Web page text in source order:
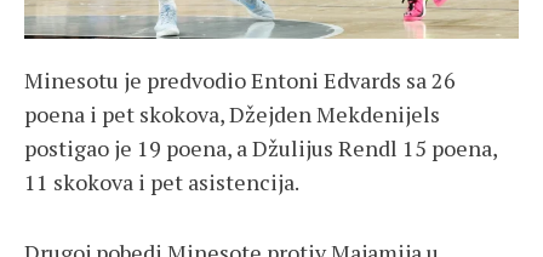
Minesotu je predvodio Entoni Edvards sa 26
poena i pet skokova, Džejden Mekdenijels
postigao je 19 poena, a Džulijus Rendl 15 poena,
11 skokova i pet asistencija.